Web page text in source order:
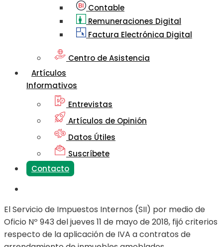
Contable
Remuneraciones Digital
Factura Electrónica Digital
Centro de Asistencia
Artículos
Informativos
Entrevistas
Artículos de Opinión
Datos Útiles
Suscríbete
Contacto
El Servicio de Impuestos Internos (SII) por medio de
Oficio Nº 943 del jueves 11 de mayo de 2018, fijó criterios
respecto de la aplicación de IVA a contratos de